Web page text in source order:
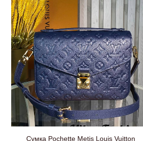
Сумка Pochette Metis Louis Vuitton